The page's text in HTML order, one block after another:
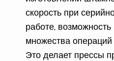
скорость при
работе,
множества
Это делает прессы